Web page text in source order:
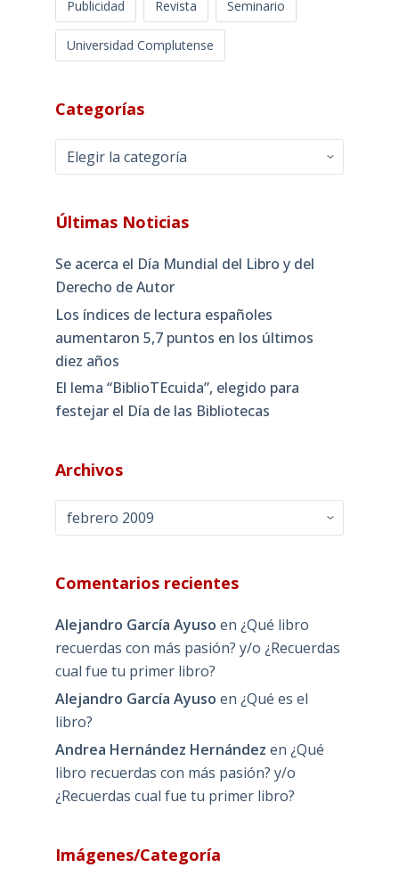
Publicidad Revista Seminario
Universidad Complutense
Categorías
Categorías
Últimas Noticias
Se acerca el Día Mundial del Libro y del
Derecho de Autor
Los índices de lectura españoles
aumentaron 5,7 puntos en los últimos
diez años
El lema “BiblioTEcuida”, elegido para
festejar el Día de las Bibliotecas
Archivos
Archivos
Comentarios recientes
Alejandro García Ayuso en ¿Qué libro
recuerdas con más pasión? y/o ¿Recuerdas
cual fue tu primer libro?
Alejandro García Ayuso en ¿Qué es el
libro?
Andrea Hernández Hernández en ¿Qué
libro recuerdas con más pasión? y/o
¿Recuerdas cual fue tu primer libro?
Imágenes/Categoría